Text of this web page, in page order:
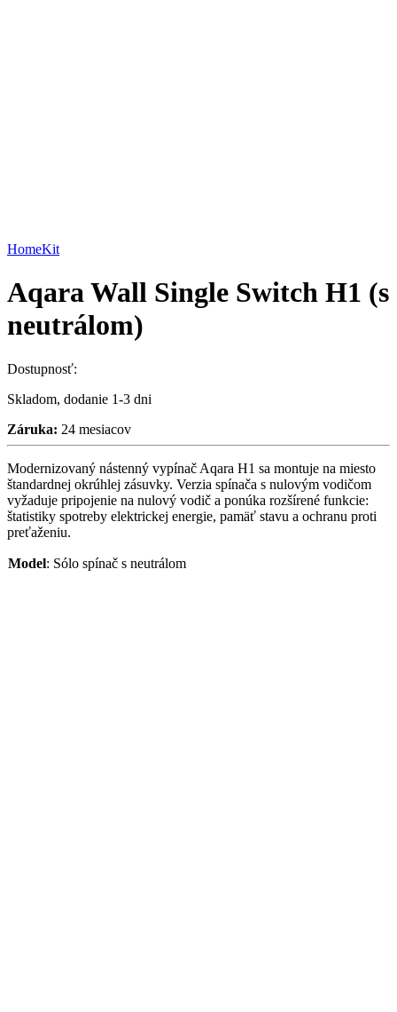
HomeKit
Aqara Wall Single Switch H1 (s
neutrálom)
Dostupnosť:
Skladom, dodanie 1-3 dni
Záruka: 24 mesiacov
Modernizovaný nástenný vypínač Aqara H1 sa montuje na miesto
štandardnej okrúhlej zásuvky. Verzia spínača s nulovým vodičom
vyžaduje pripojenie na nulový vodič a ponúka rozšírené funkcie:
štatistiky spotreby elektrickej energie, pamäť stavu a ochranu proti
preťaženiu.
Model: Sólo spínač s neutrálom